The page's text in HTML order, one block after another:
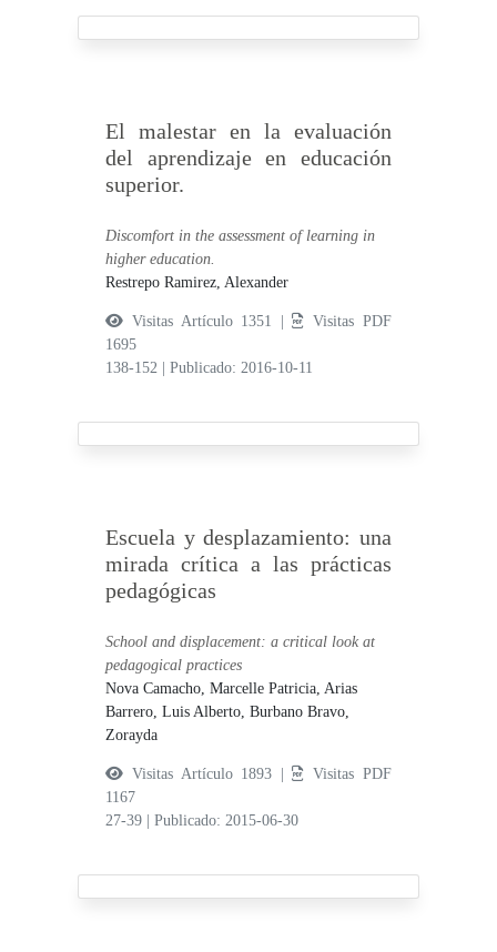
El malestar en la evaluación
del aprendizaje en educación
superior.
Discomfort in the assessment of learning in
higher education.
Restrepo Ramirez, Alexander
Visitas Artículo 1351 |
Visitas PDF
1695
138-152
|Publicado: 2016-10-11
Escuela y desplazamiento: una
mirada crítica a las prácticas
pedagógicas
School and displacement: a critical look at
pedagogical practices
Nova Camacho, Marcelle Patricia,Arias
Barrero, Luis Alberto,Burbano Bravo,
Zorayda
Visitas Artículo 1893 |
Visitas PDF
1167
27-39
|Publicado: 2015-06-30